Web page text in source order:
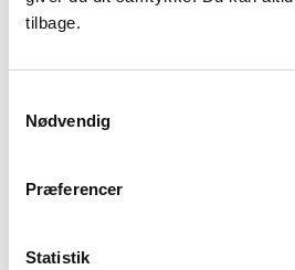
tilbage.
Nødvendig
Præferencer
Statistik